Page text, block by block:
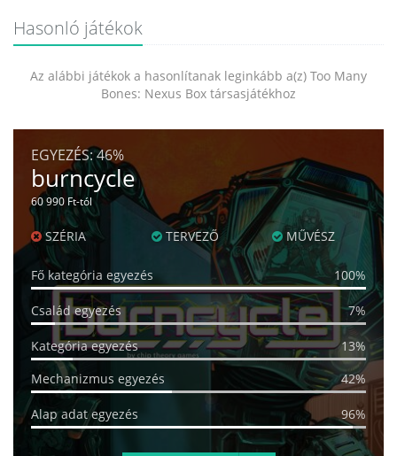
Hasonló játékok
Az alábbi játékok a hasonlítanak leginkább a(z) Too Many
Bones: Nexus Box társasjátékhoz
EGYEZÉS:46%
burncycle
60 990 Ft-tól
SZÉRIA TERVEZŐ MŰVÉSZ
Fő kategória egyezés 100%
Család egyezés 7%
Kategória egyezés
13%
Mechanizmus egyezés
42%
Alap adat egyezés 96%